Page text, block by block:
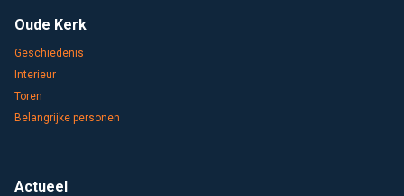
Oude Kerk
Geschiedenis
Interieur
Toren
Belangrijke personen
Actueel